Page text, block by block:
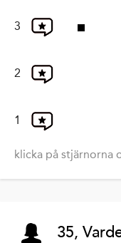
3
2
1
klicka på stjärnorna
35,